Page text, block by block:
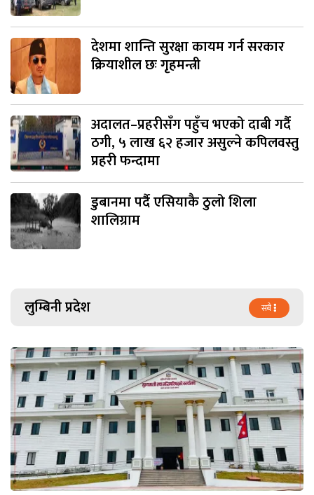
देशमा शान्ति सुरक्षा कायम गर्न सरकार
क्रियाशील छः गृहमन्त्री
अदालत–प्रहरीसँग पहुँच भएको दाबी गर्दै
ठगी, ५ लाख ६२ हजार असुल्ने कपिलवस्तु
प्रहरी फन्दामा
डुबानमा पर्दै एसियाकै ठुलो शिला
शालिग्राम
लुम्बिनी प्रदेश सबै